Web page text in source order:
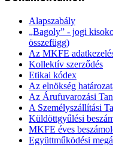
Alapszabály
„Bagoly” - jogi
összefügg)
Az MKFE
Kollektív szerződés
Etikai kódex
Az elnökség
Az Árufuvarozási
A Személyszállítási
Küldöttgyűlési
MKFE éves
Együttműködési